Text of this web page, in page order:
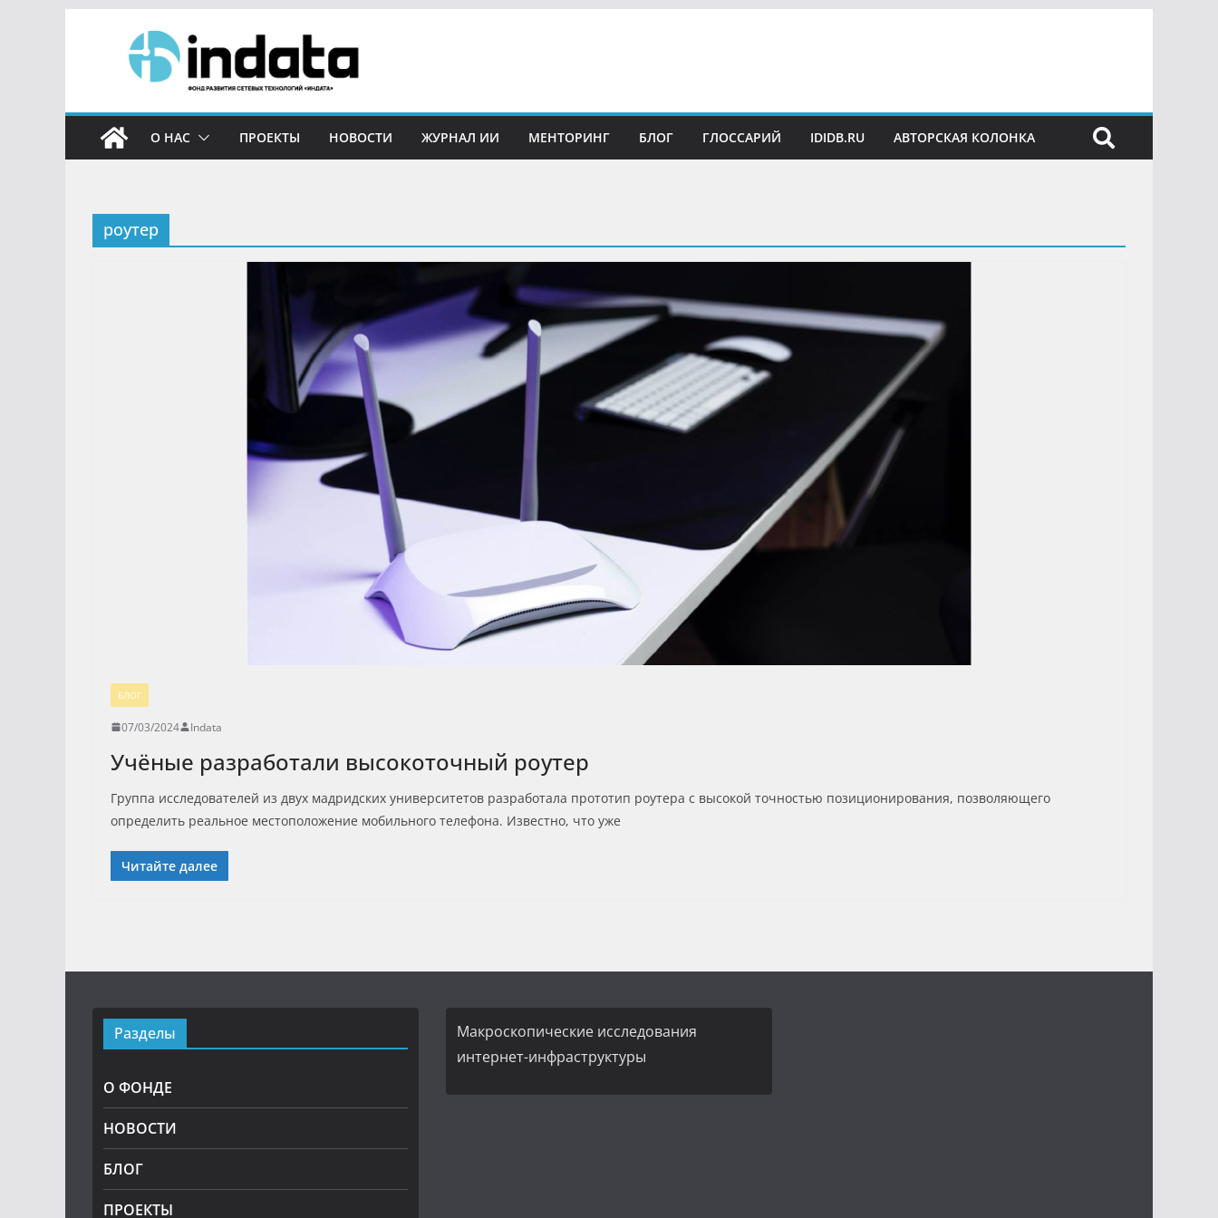
О НАС ПРОЕКТЫ НОВОСТИ ЖУРНАЛ ИИ МЕНТОРИНГ БЛОГ ГЛОССАРИЙ IDIDB.RU АВТОРСКАЯ КОЛОНКА
роутер
БЛОГ
07/03/2024 Indata
Учёные разработали высокоточный роутер
Группа исследователей из двух мадридских университетов разработала прототип роутера с высокой точностью позиционирования, позволяющего
определить реальное местоположение мобильного телефона. Известно, что уже
Читайте далее
Разделы
О ФОНДЕ
НОВОСТИ
БЛОГ
ПРОЕКТЫ
Макроскопические исследования
интернет-инфраструктуры